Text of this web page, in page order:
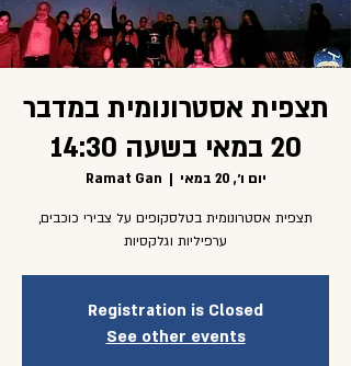
תצפית אסטרונומית במדבר
20 במאי בשעה 14:30
יום ו׳, 20 במאי
  |
Ramat Gan
תצפית אסטרונומית בטלסקופים על צבירי כוכבים,
ערפיליות וגלקסיות
Registration is Closed
See other events